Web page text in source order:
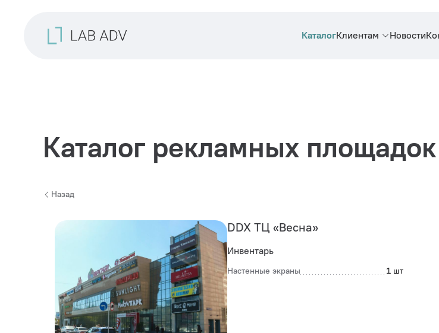
КаталогКлиентам Новости
Каталог рекламных
Назад
DDX ТЦ «Весна»
Инвентарь
Настенные экраны 1 шт